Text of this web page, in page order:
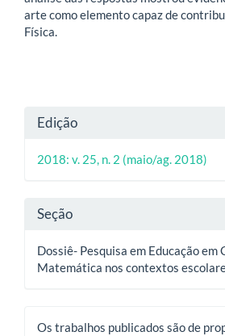
arte como elemento capaz de
Física.
Detalhes
do
Edição
2018: v. 25, n. 2 (maio/ag. 2018)
Seção
Dossiê- Pesquisa em Educação em
Matemática nos contextos
Os trabalhos publicados são de